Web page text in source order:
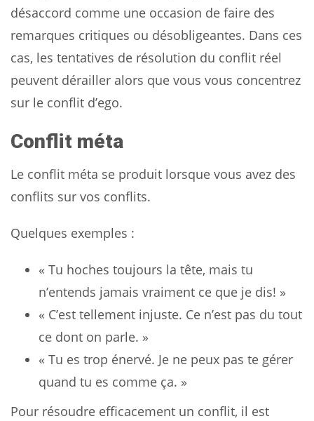
désaccord comme une occasion de faire des
remarques critiques ou désobligeantes. Dans ces
cas, les tentatives de résolution du conflit réel
peuvent dérailler alors que vous vous concentrez
sur le conflit d’ego.
Conflit méta
Le conflit méta se produit lorsque vous avez des
conflits sur vos conflits.
Quelques exemples :
« Tu hoches toujours la tête, mais tu
n’entends jamais vraiment ce que je dis! »
« C’est tellement injuste. Ce n’est pas du tout
ce dont on parle. »
« Tu es trop énervé. Je ne peux pas te gérer
quand tu es comme ça. »
Pour résoudre efficacement un conflit, il est